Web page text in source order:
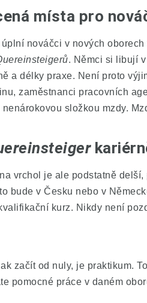
místa pro
nováčci v nových
. Němci si libují
a délky praxe. Není proto
zaměstnanci pracovních
složkou mzdy.
vrchol je ale podstatně
bude v Česku nebo v
kurz. Nikdy není
začít od nuly, je praktikum.
pomocné práce v daném